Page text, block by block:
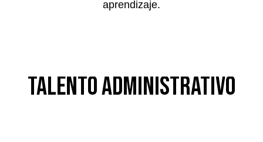
aprendizaje.
TALENTO ADMINISTRATIVO